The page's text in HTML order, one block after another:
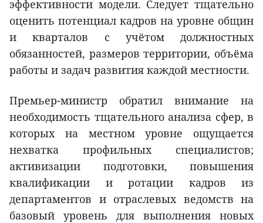
эффективности модели. Следует тщательно
оценить потенциал кадров на уровне общин
и кварталов с учётом должностных
обязанностей, размеров территории, объёма
работы и задач развития каждой местности.
Премьер-министр обратил внимание на
необходимость тщательного анализа сфер, в
которых на местном уровне ощущается
нехватка профильных специалистов;
активизации подготовки, повышения
квалификации и ротации кадров из
департаментов и отраслевых ведомств на
базовый уровень для выполнения новых